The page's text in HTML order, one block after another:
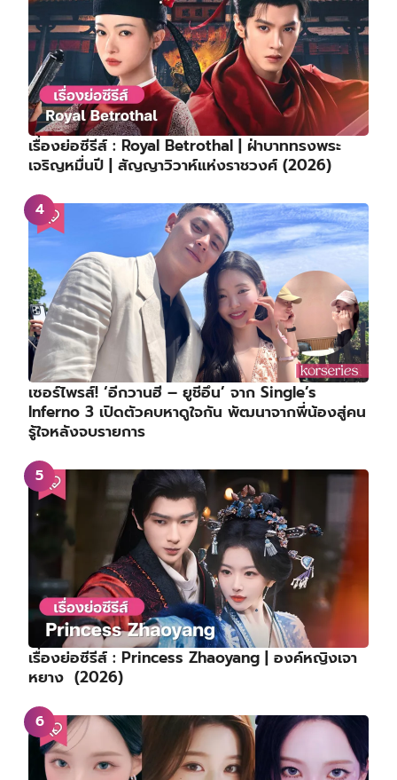
เรื่องย่อซีรีส์ : Royal Betrothal | ฝ่าบาททรงพระ
เจริญหมื่นปี | สัญญาวิวาห์แห่งราชวงศ์ (2026)
เซอร์ไพรส์! ‘อีกวานฮี – ยูชีอึน’ จาก Single’s
Inferno 3 เปิดตัวคบหาดูใจกัน พัฒนาจากพี่น้องสู่คน
รู้ใจหลังจบรายการ
เรื่องย่อซีรีส์ : Princess Zhaoyang | องค์หญิงเจา
หยาง (2026)